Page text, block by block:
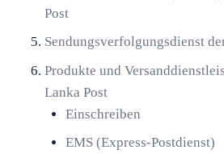
Post
Sendungsverfolgungsdienst
Produkte und
Lanka Post
Einschreiben
EMS (Express-Postdienst)